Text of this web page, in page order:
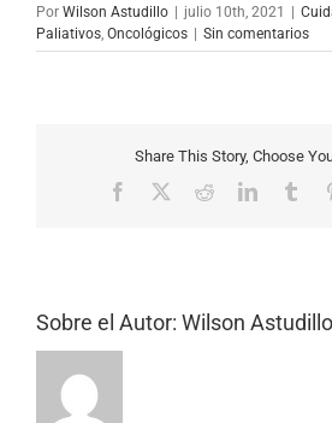
Por Wilson Astudillo | julio 10th, 2021 |
Paliativos Oncológicos | Sin comentarios
Share This Story, Choose
Facebook RedditLinkedIn
Sobre el Autor: Wilson Astudillo